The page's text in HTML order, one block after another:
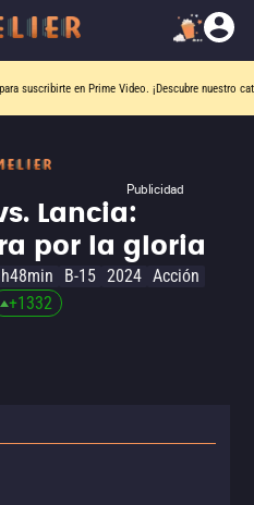
suscribirte en Prime Video. ¡Descubre nuestro
Publicidad
Lancia:
por la gloria
B-15 2024 Acción
+1332